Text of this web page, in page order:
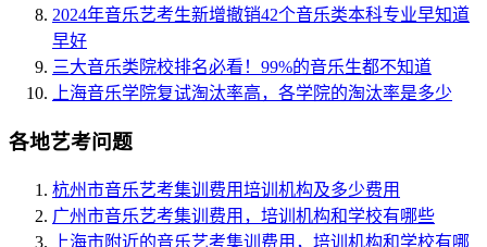
2024年音乐艺考生新增撤销42个音乐类本科专业早知道
早好
三大音乐类院校排名必看！99%的音乐生都不知道
上海音乐学院复试淘汰率高，各学院的淘汰率是多少
各地艺考问题
杭州市音乐艺考集训费用培训机构及多少费用
广州市音乐艺考集训费用，培训机构和学校有哪些
上海市附近的音乐艺考集训费用，培训机构和学校有哪